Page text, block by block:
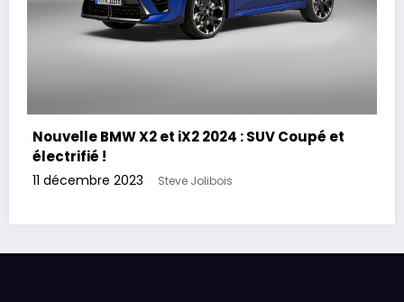
Nouvelle BMW X2 et iX2 2024 : SUV Coupé et
électrifié !
11 décembre 2023 Steve Jolibois